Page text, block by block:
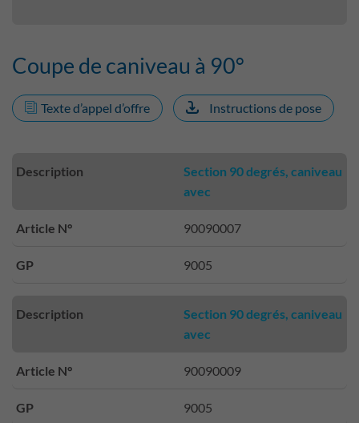
Coupe de caniveau à 90°
Texte d’appel d’offre Instructions de pose
Description
Section 90 degrés, caniveau
avec
Article N° 90090007
GP 9005
Description
Section 90 degrés, caniveau
avec
Article N° 90090009
GP 9005